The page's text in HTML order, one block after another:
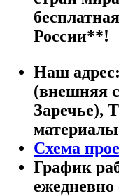
России**!
Наш адрес:
(внешняя
Заречье),
Схема
График
ежедневно